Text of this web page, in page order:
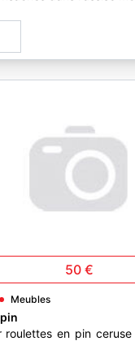
50 €
Meubles
roulettes en pin